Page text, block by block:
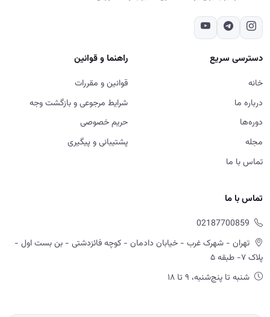
دسترسی سریع
خانه
درباره ما
دوره‌ها
مجله
تماس با ما
راهنما و قوانین
قوانین و مقررات
شرایط مرجوعی و بازگشت وجه
حریم خصوصی
پشتیبانی و پیگیری
تماس با ما
02187700859
تهران - شهرک غرب - خیابان دادمان - کوچه فائزدشتی - بن بست اول -
پلاک ۷- طبقه ۵
شنبه تا پنج‌شنبه، ۹ تا ۱۸